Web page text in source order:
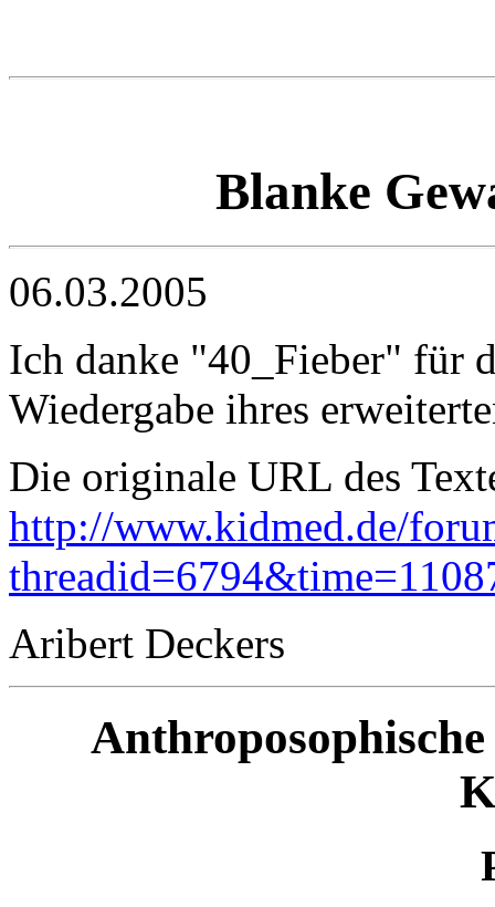
Blanke
06.03.2005
Ich danke "40_Fieber" für
Wiedergabe ihres
Die originale URL des
http://www.kidmed.de/
Aribert Deckers